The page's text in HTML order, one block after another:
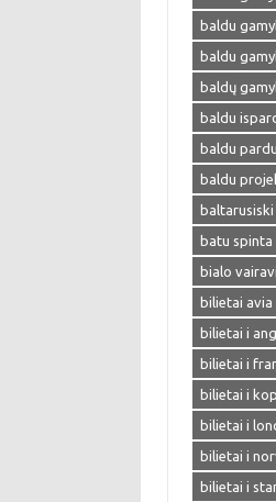
baldu
baldu
baldų
baldu
baldu
baldu
batu spinta
bialo
bilietai avia
bilietai i
bilietai i
bilietai i
bilietai i
bilietai i
bilietai i